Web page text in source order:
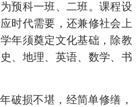
预科一班、二班。课程设
时代需要，还兼修社会上
年须奠定文化基础，除教
、地理、英语、数学、书
破损不堪，经简单修缮，